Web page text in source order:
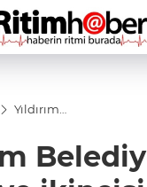
Yıldırım
ikincisi oldu